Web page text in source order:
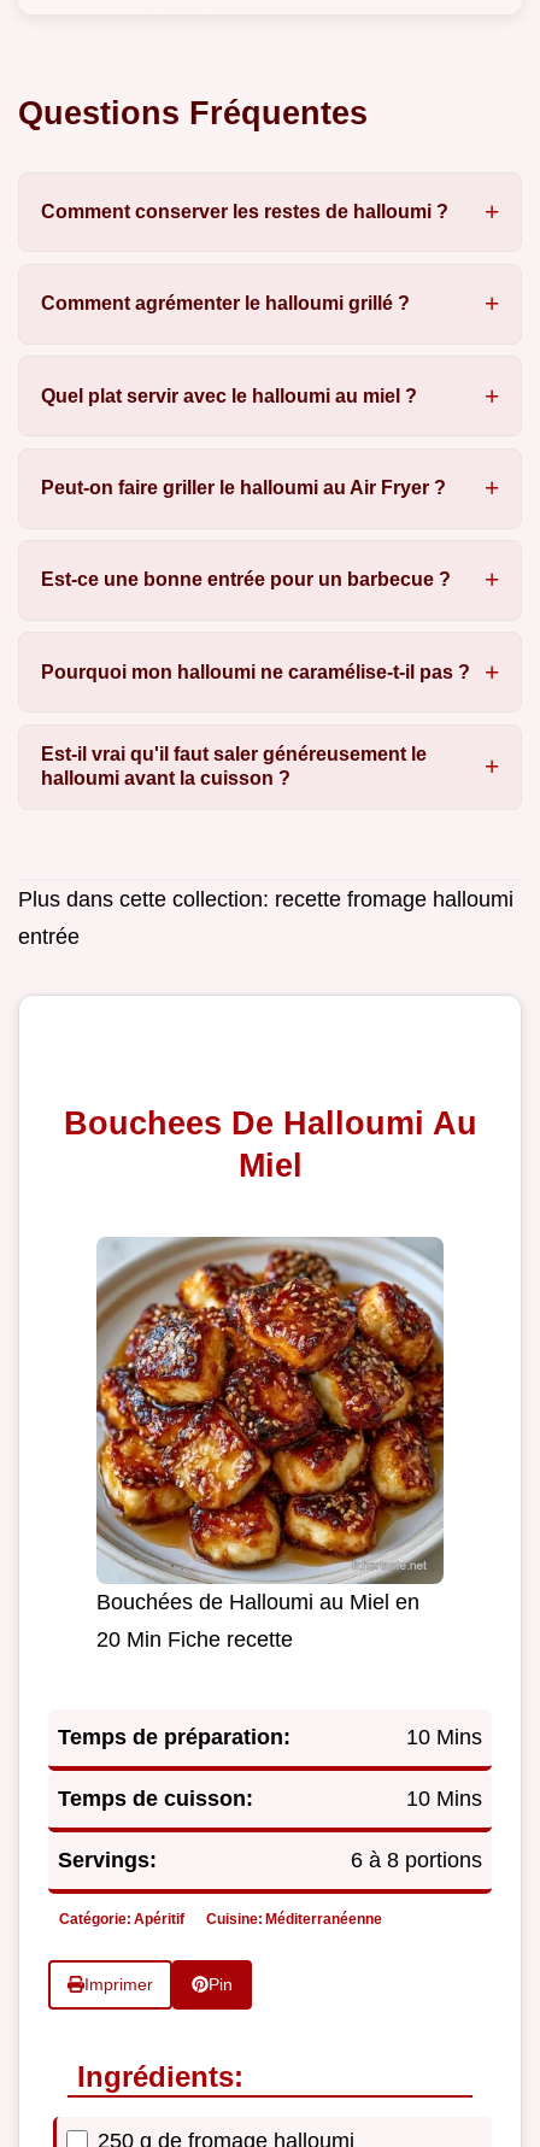
Questions Fréquentes
Comment conserver les restes de halloumi ?
Comment agrémenter le halloumi grillé ?
Quel plat servir avec le halloumi au miel ?
Peut-on faire griller le halloumi au Air Fryer ?
Est-ce une bonne entrée pour un barbecue ?
Pourquoi mon halloumi ne caramélise-t-il pas ?
Est-il vrai qu'il faut saler généreusement le
halloumi avant la cuisson ?
Plus dans cette collection: recette fromage halloumi
entrée
Bouchees De Halloumi Au
Miel
Bouchées de Halloumi au Miel en
20 Min Fiche recette
Temps de préparation: 10 Mins
Temps de cuisson: 10 Mins
Servings: 6 à 8 portions
Catégorie: Apéritif Cuisine: Méditerranéenne
Imprimer Pin
Ingrédients:
250 g de fromage halloumi